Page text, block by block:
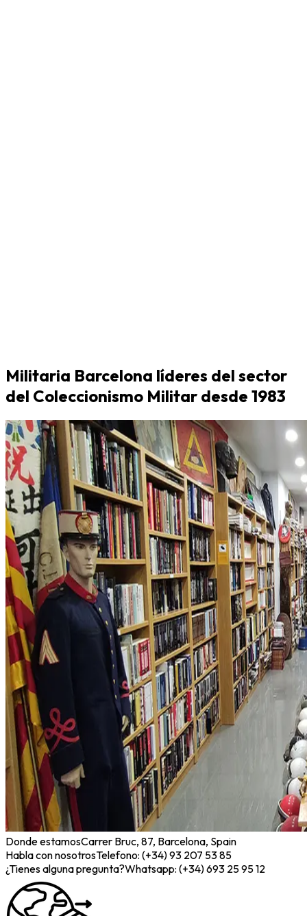
Militaria Barcelona líderes del sector
del Coleccionismo Militar desde 1983
Donde estamosCarrer Bruc, 87, Barcelona, Spain
Habla con nosotrosTelefono: (+34) 93 207 53 85
¿Tienes alguna pregunta?Whatsapp: (+34) 693 25 95 12